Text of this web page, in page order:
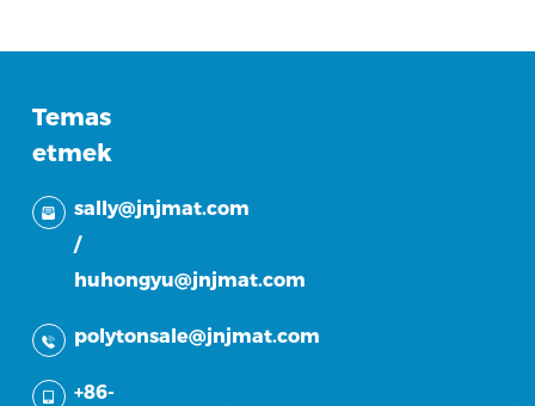
Temas
etmek
sally@jnjmat.com
/
huhongyu@jnjmat.com
polytonsale@jnjmat.com
+86-